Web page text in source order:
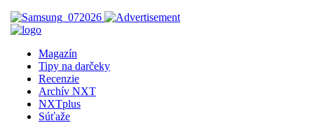
Magazín
Tipy na darčeky
Recenzie
Archív NXT
NXTplus
Súťaže